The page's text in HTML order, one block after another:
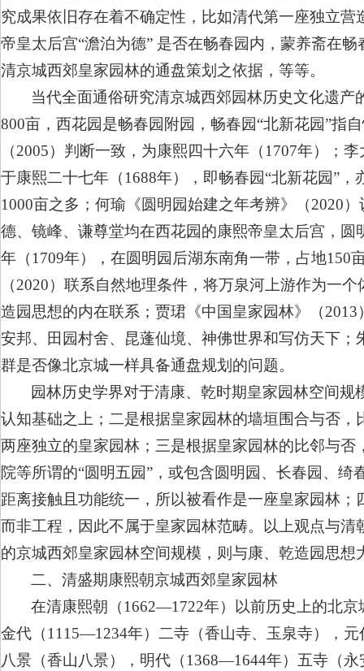
究成果依旧存在着不确定性，比如清代第一座独立
帝皇太后宫“澹泊为德” 是否在畅春园内，蒙养斋在
清京城西郊皇家园林的通盘策划之依据，等等。
当代全面通俗研究清京城西郊园林历史文化遗
800亩，西花园是畅春园附园，畅春园“北新花园”指
（2005）判断一致，为康熙四十六年（1707年）；
于康熙二十七年（1688年），即畅春园“北新花园”
1000亩之多；何瑜《圆明园始建之年考辨》（2020
德、镜峰、谦尊堂均在西花园的康熙帝皇太后宫，
年（1709年），在圆明园后湖东南角一带，占地
（2020）联系自然地理条件，将万泉河上游作为一
造园思想的内在联系；贾珺《中国皇家园林》（
安邦、田园村舍、昆蓬仙境、神佛世界和写仿天下
群是否像北京城一样具备通盘规划的问题。
园林历史学界对于清康、乾时期皇家园林空间
认知基础之上；二是根据皇家园林的墙垣围合与否
两座独立的皇家园林；三是根据皇家园林的比邻与
院等所谓的“圆明五园”，或包含圆明园、长春园、
距离接触且功能统一，所以被看作是一座皇家园林
而非工程，因此不属于皇家园林范畴。以上观点与
的京城西郊皇家园林空间规模，则与康、乾造园思想
二、清盛期康熙朝京城西郊皇家园林
在清康熙朝（1662—1722年）以前历史上的北
金代（1115—1234年）二寺（香山寺、玉泉寺），
八景（香山八景），明代（1368—1644年）五寺（